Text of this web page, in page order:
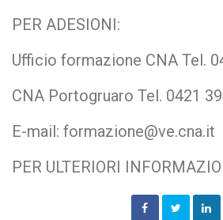
PER ADESIONI:
Ufficio formazione CNA Tel.
CNA Portogruaro Tel. 0421
E-mail: formazione@ve.cna.it
PER ULTERIORI